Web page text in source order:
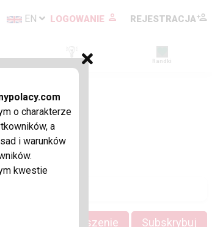
o charakterze
a
i warunków
kwestie
LOGOWANIE REJESTRACJA
EN
Ogłoszenia Randki
Dodaj ogłoszenie Subskrybuj